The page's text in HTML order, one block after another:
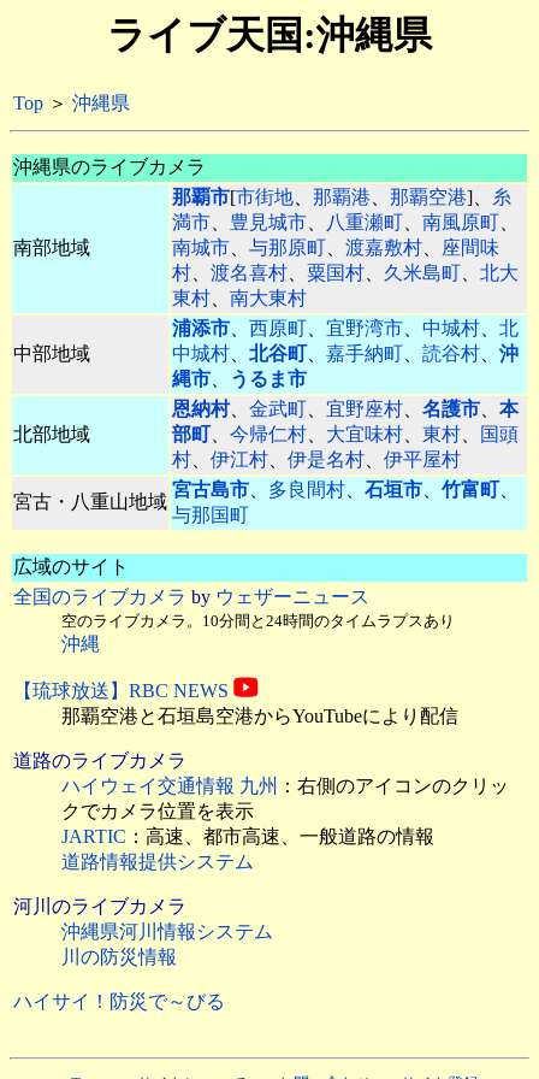
ライブ天国:沖縄県
Top ＞ 沖縄県
沖縄県のライブカメラ
南部地域
那覇市[市街地、 那覇港、 那覇空港]、 糸
満市、 豊見城市、 八重瀬町、 南風原町、
南城市、 与那原町、 渡嘉敷村、 座間味
村、 渡名喜村、 粟国村、 久米島町、 北大
東村、 南大東村
中部地域
浦添市、 西原町、 宜野湾市、 中城村、 北
中城村、 北谷町、 嘉手納町、 読谷村、 沖
縄市、 うるま市
北部地域
恩納村、 金武町、 宜野座村、 名護市、 本
部町、 今帰仁村、 大宜味村、 東村、
国頭
村、 伊江村、 伊是名村、 伊平屋村
宮古・八重山地域
宮古島市、 多良間村、 石垣市、 竹富町、
与那国町
広域のサイト
全国のライブカメラ by ウェザーニュース
空のライブカメラ。10分間と24時間のタイムラプスあり
沖縄
【琉球放送】RBC NEWS
那覇空港と石垣島空港からYouTubeにより配信
道路のライブカメラ
ハイウェイ交通情報 九州 ：右側のアイコンのクリッ
クでカメラ位置を表示
JARTIC ：高速、都市高速、一般道路の情報
道路情報提供システム
河川のライブカメラ
沖縄県河川情報システム
川の防災情報
ハイサイ！防災で～びる